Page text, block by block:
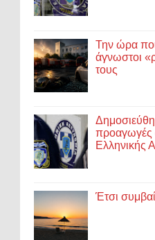
Την ώρα
άγνωστοι
τους
προαγωγές
Ελληνικής
Έτσι